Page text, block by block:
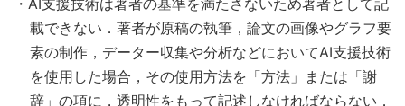
載できない．著者が原稿の執筆，論文の画像やグラフ要
素の制作，データー収集や分析などにおいてAI支援技術
を使用した場合，その使用方法を「方法」または「謝
辞」の項に，透明性をもって記述しなければならない．